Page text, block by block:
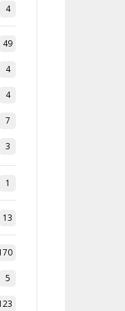
4
49
4
4
7
3
1
13
5